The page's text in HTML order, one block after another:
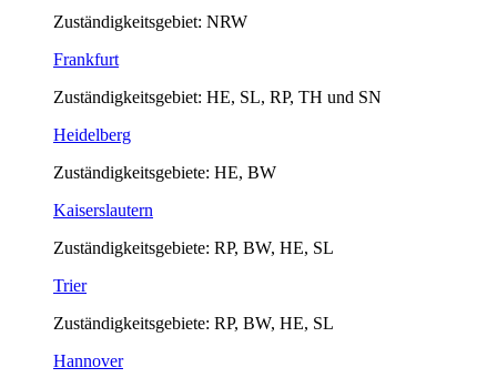
Zuständigkeitsgebiet: NRW
Frankfurt
Zuständigkeitsgebiet: HE, SL, RP, TH und SN
Heidelberg
Zuständigkeitsgebiete: HE, BW
Kaiserslautern
Zuständigkeitsgebiete: RP, BW, HE, SL
Trier
Zuständigkeitsgebiete: RP, BW, HE, SL
Hannover